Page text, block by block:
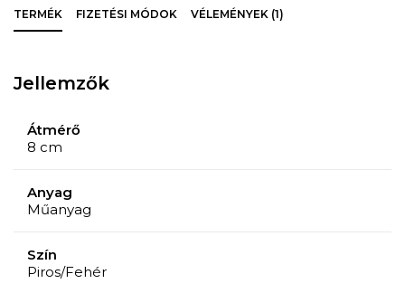
TERMÉK FIZETÉSI MÓDOK VÉLEMÉNYEK (1)
Jellemzők
Átmérő
8 cm
Anyag
Műanyag
Szín
Piros/Fehér